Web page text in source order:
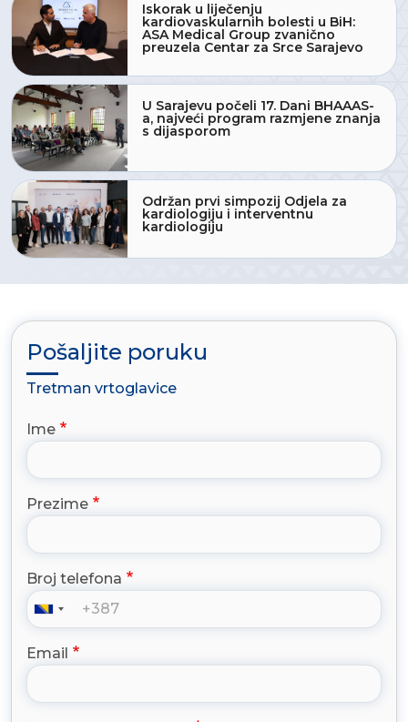
Iskorak u liječenju
kardiovaskularnih bolesti u BiH:
ASA Medical Group zvanično
preuzela Centar za Srce Sarajevo
U Sarajevu počeli 17. Dani BHAAAS-
a, najveći program razmjene znanja
s dijasporom
Održan prvi simpozij Odjela za
kardiologiju i interventnu
kardiologiju
Pošaljite poruku
Tretman vrtoglavice
Ime
Prezime
Broj telefona
Email